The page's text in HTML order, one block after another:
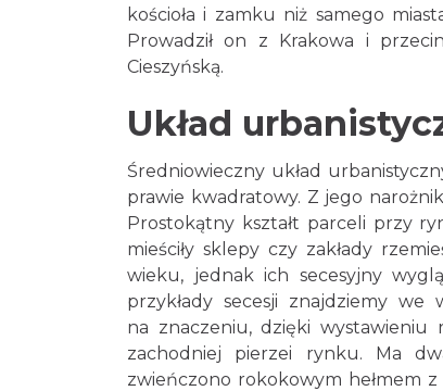
kościoła i zamku niż samego
Prowadził on z Krakowa i
Cieszyńską.
Układ
Średniowieczny układ
prawie kwadratowy. Z jego
Prostokątny kształt parceli przy
mieściły sklepy czy zakłady
wieku, jednak ich secesyjny
przykłady secesji znajdziemy
na znaczeniu, dzięki wystawieniu
zachodniej pierzei rynku. Ma
zwieńczono rokokowym hełmem